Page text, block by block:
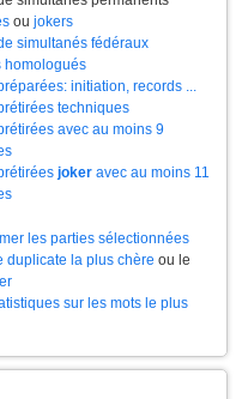
ou jokers
simultanés fédéraux
homologués
initiation, records ...
techniques
avec au moins 9
joker avec au moins 11
les parties sélectionnées
duplicate la plus chère ou le
sur les mots le plus